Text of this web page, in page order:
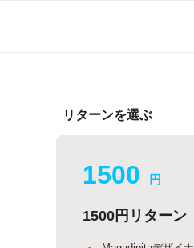
リターンを選ぶ
1500 円
1500円リターン